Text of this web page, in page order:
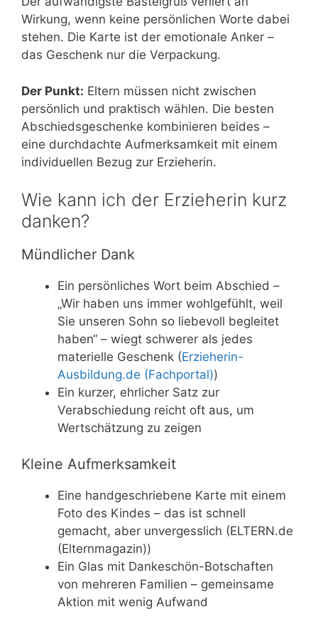
Wirkung, wenn keine persönlichen Worte dabei
stehen. Die Karte ist der emotionale Anker –
das Geschenk nur die Verpackung.
Der Punkt: Eltern müssen nicht zwischen
persönlich und praktisch wählen. Die besten
Abschiedsgeschenke kombinieren beides –
eine durchdachte Aufmerksamkeit mit einem
individuellen Bezug zur Erzieherin.
Wie kann ich der Erzieherin kurz
danken?
Mündlicher Dank
Ein persönliches Wort beim Abschied –
„Wir haben uns immer wohlgefühlt, weil
Sie unseren Sohn so liebevoll begleitet
haben“ – wiegt schwerer als jedes
materielle Geschenk (Erzieherin-
Ausbildung.de (Fachportal))
Ein kurzer, ehrlicher Satz zur
Verabschiedung reicht oft aus, um
Wertschätzung zu zeigen
Kleine Aufmerksamkeit
Eine handgeschriebene Karte mit einem
Foto des Kindes – das ist schnell
gemacht, aber unvergesslich (ELTERN.de
(Elternmagazin))
Ein Glas mit Dankeschön-Botschaften
von mehreren Familien – gemeinsame
Aktion mit wenig Aufwand